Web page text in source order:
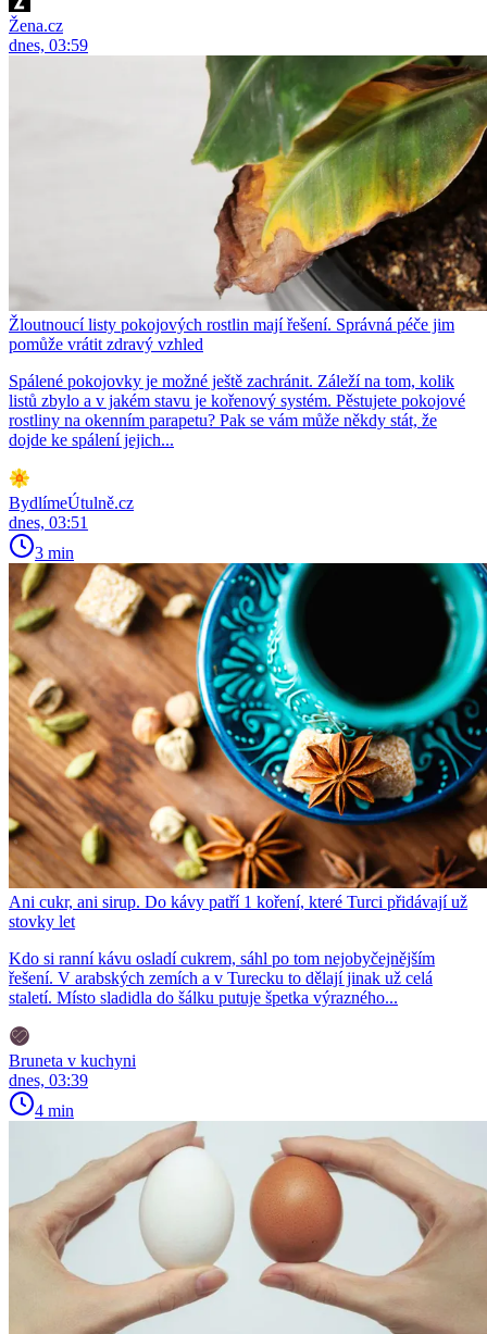
Žena.cz
dnes, 03:59
Žloutnoucí listy pokojových rostlin mají řešení. Správná péče jim
pomůže vrátit zdravý vzhled
Spálené pokojovky je možné ještě zachránit. Záleží na tom, kolik
listů zbylo a v jakém stavu je kořenový systém. Pěstujete pokojové
rostliny na okenním parapetu? Pak se vám může někdy stát, že
dojde ke spálení jejich...
BydlímeÚtulně.cz
dnes, 03:51
3 min
Ani cukr, ani sirup. Do kávy patří 1 koření, které Turci přidávají už
stovky let
Kdo si ranní kávu osladí cukrem, sáhl po tom nejobyčejnějším
řešení. V arabských zemích a v Turecku to dělají jinak už celá
staletí. Místo sladidla do šálku putuje špetka výrazného...
Bruneta v kuchyni
dnes, 03:39
4 min